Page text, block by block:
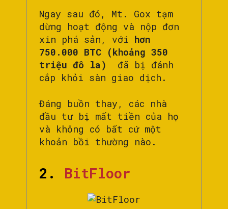
Ngay sau đó, Mt. Gox tạm
dừng hoạt động và nộp đơn
xin phá sản, với hơn
750.000 BTC (khoảng 350
triệu đô la) đã bị đánh
cắp khỏi sàn giao dịch.
Đáng buồn thay, các nhà
đầu tư bị mất tiền của họ
và không có bất cứ một
khoản bồi thường nào.
2. BitFloor